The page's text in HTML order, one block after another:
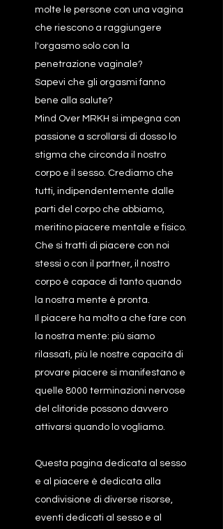
molte le persone con una vagina
che riescono a raggiungere
l'orgasmo solo con la
penetrazione vaginale?
Sapevi che gli orgasmi fanno
bene alla salute?
Mind Over MRKH si impegna con
passione a scrollarsi di dosso lo
stigma che circonda il nostro
corpo e il sesso. Crediamo che
tutti, indipendentemente dalle
parti del corpo che abbiamo,
meritino piacere mentale e fisico.
Che si tratti di piacere con noi
stessi o con il partner, il nostro
corpo è capace di tanto quando
la nostra mente è pronta.
Il piacere ha molto a che fare con
la nostra mente: più siamo
rilassati, più le nostre capacità di
provare piacere si manifestano e
quelle 8000 terminazioni nervose
del clitoride possono davvero
attivarsi quando lo vogliamo.
Questa pagina dedicata al sesso
e al piacere è dedicata alla
condivisione di diverse risorse,
eventi dedicati al sesso e al